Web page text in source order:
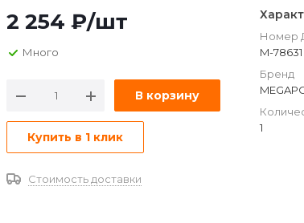
2 254 ₽/шт
Много
В корзину
Купить в 1 клик
Стоимость доставки
Номер
M-78631
Бренд
1